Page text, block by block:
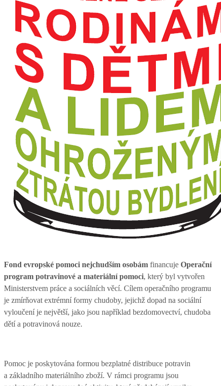
Fond evropské pomoci nejchudším osobám financuje Operační
program potravinové a materiální pomoci, který byl vytvořen
Ministerstvem práce a sociálních věcí. Cílem operačního programu
je zmírňovat extrémní formy chudoby, jejichž dopad na sociální
vyloučení je největší, jako jsou například bezdomovectví, chudoba
dětí a potravinová nouze.
Pomoc je poskytována formou bezplatné distribuce potravin
a základního materiálního zboží. V rámci programu jsou